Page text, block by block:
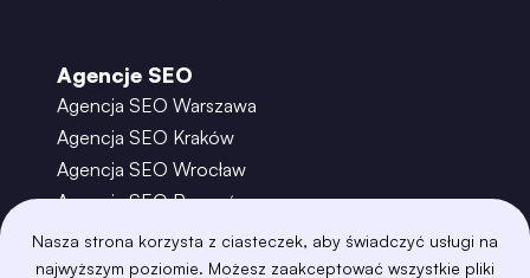
Nasza strona korzysta z ciasteczek, aby świadczyć usługi na
najwyższym poziomie. Możesz zaakceptować wszystkie pliki
Agencje SEO
Agencja SEO Warszawa
Agencja SEO Kraków
Agencja SEO Wrocław
Agencja SEO Poznań
Agencja SEO Gdańsk
Agencja SEO Toruń